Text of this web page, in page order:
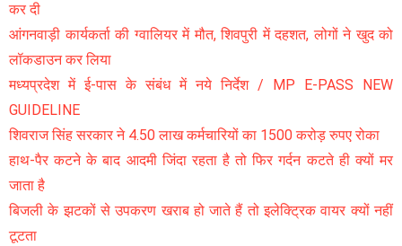
कर दी
आंगनवाड़ी कार्यकर्ता की ग्वालियर में मौत, शिवपुरी में दहशत, लोगों ने खुद को
लॉकडाउन कर लिया
मध्यप्रदेश में ई-पास के संबंध में नये निर्देश / MP E-PASS NEW
GUIDELINE
शिवराज सिंह सरकार ने 4.50 लाख कर्मचारियों का 1500 करोड़ रुपए रोका
हाथ-पैर कटने के बाद आदमी जिंदा रहता है तो फिर गर्दन कटते ही क्यों मर
जाता है
बिजली के झटकों से उपकरण खराब हो जाते हैं तो इलेक्ट्रिक वायर क्यों नहीं
टूटता